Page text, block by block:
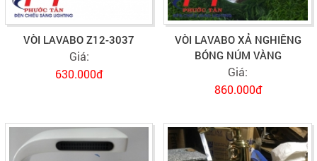
VÒI LAVABO Z12-3037
Giá:
630.000đ
VÒI LAVABO XẢ NGHIÊNG
BÓNG NÚM VÀNG
Giá:
860.000đ